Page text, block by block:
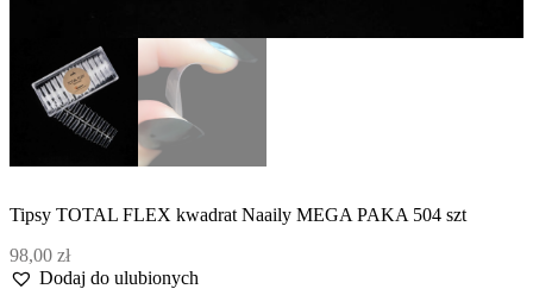
Tipsy TOTAL FLEX kwadrat Naaily MEGA PAKA 504 szt
98,00 zł
Dodaj do ulubionych